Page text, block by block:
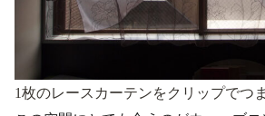
1枚のレースカーテンをクリップでつ